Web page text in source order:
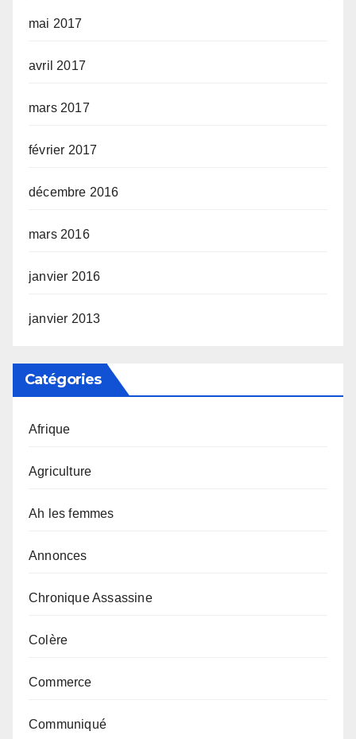
mai 2017
avril 2017
mars 2017
février 2017
décembre 2016
mars 2016
janvier 2016
janvier 2013
Catégories
Afrique
Agriculture
Ah les femmes
Annonces
Chronique Assassine
Colère
Commerce
Communiqué